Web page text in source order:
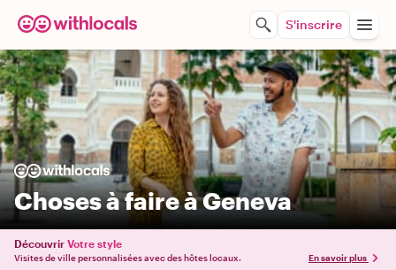
S'inscrire
Choses à faire à Geneva
Découvrir Votre style
Visites de ville personnalisées avec des hôtes locaux. En savoir plus